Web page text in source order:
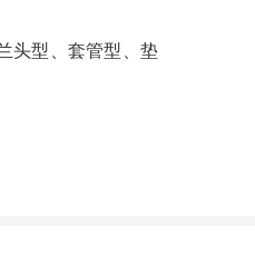
头型、套管型、垫